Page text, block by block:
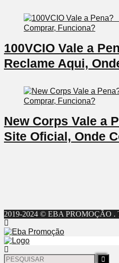
100VCIO Vale a
Reclame Aqui,
New Corps Vale a
Site Oficial, Onde
2019-2024 © EBA PROMOÇÃO .